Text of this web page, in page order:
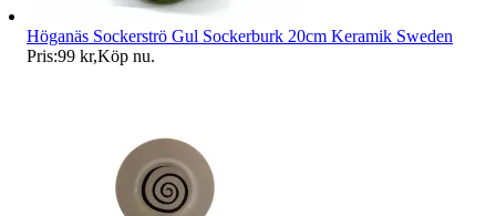
Höganäs Sockerströ Gul Sockerburk 20cm Keramik Sweden
Pris:99 kr,Köp nu.